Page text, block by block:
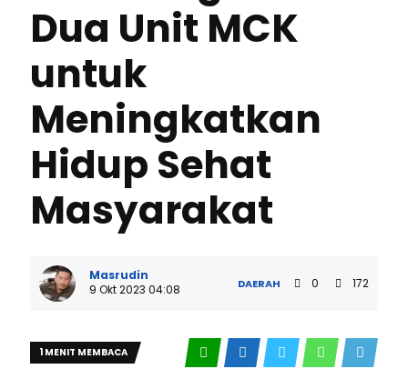
Dua Unit MCK
untuk
Meningkatkan
Hidup Sehat
Masyarakat
Masrudin
9 Okt 2023 04:08
DAERAH 0 172
1 MENIT MEMBACA